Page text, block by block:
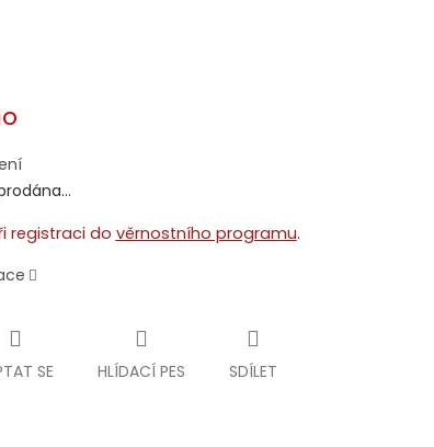
registraci do věrnostního programu.
SE HLÍDACÍ PES SDÍLET